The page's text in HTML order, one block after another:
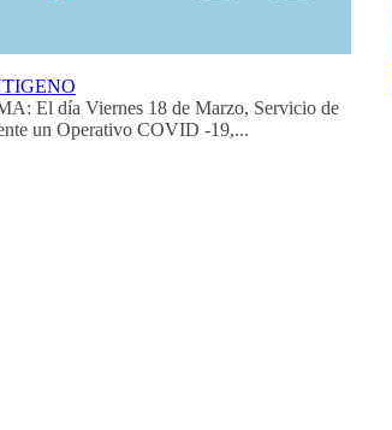
El día Viernes 18 de Marzo, Servicio de
un Operativo COVID -19,...